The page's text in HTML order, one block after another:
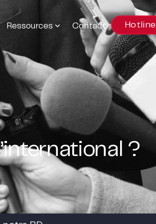
Ressources Contact Hotline
?